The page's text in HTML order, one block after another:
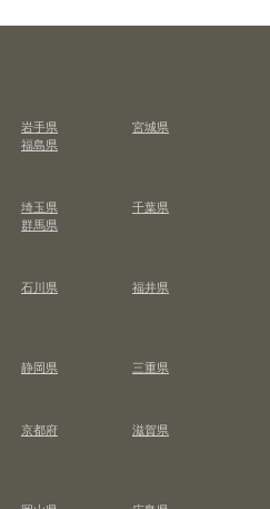
岩手県
宮城県
福島県
埼玉県
千葉県
群馬県
石川県
福井県
静岡県
三重県
京都府
滋賀県